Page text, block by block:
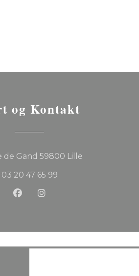
og Kontakt
de Gand 59800 Lille
03 20 47 65 99
Facebook ((åpner i et nytt
Instagram ((åpner i et